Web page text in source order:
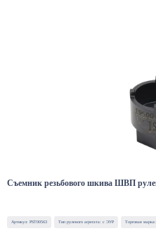
Съемник резьбового шкива ШВП
Артикул: PST00563 Тип рулевого агрегата: с ЭУР Торговая